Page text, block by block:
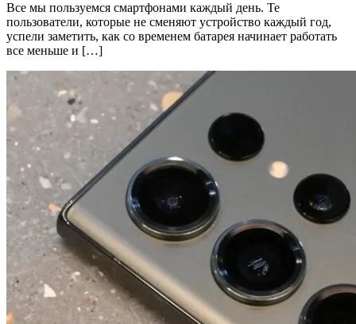
Все мы пользуемся смартфонами каждый день. Те
пользователи, которые не сменяют устройство каждый год,
успели заметить, как со временем батарея начинает работать
все меньше и […]